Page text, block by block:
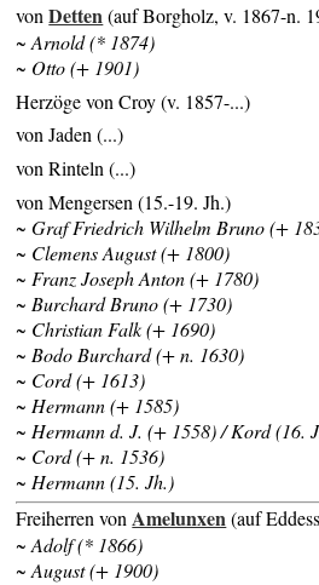
vonDetten(auf Borgholz, v. 1867-n.
~ Arnold (* 1874)
~ Otto (+ 1901)
Herzöge von Croy (v. 1857-...)
von Jaden (...)
von Rinteln (...)
von Mengersen (15.-19. Jh.)
~ Graf Friedrich Wilhelm Bruno (+
~ Clemens August (+ 1800)
~ Franz Joseph Anton (+ 1780)
~ Burchard Bruno (+ 1730)
~ Christian Falk (+ 1690)
~ Bodo Burchard (+ n. 1630)
~ Cord (+ 1613)
~ Hermann (+ 1585)
~ Hermann d. J. (+ 1558) / Kord (16.
~ Cord (+ n. 1536)
~ Hermann (15. Jh.)
Freiherren vonAmelunxen(auf
~ Adolf (* 1866)
~ August (+ 1900)